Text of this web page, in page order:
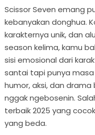
Scissor Seven emang
kebanyakan donghua.
karakternya unik, dan
season kelima, kamu
sisi emosional dari
santai tapi punya
humor, aksi, dan
nggak ngebosenin.
terbaik 2025 yang
yang beda.